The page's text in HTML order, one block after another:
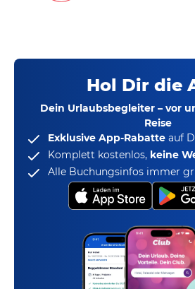
Hol Dir die
Dein Urlaubsbegleiter – vor
Reise
Exklusive App-Rabatte auf
Komplett kostenlos, keine
Alle Buchungsinfos immer